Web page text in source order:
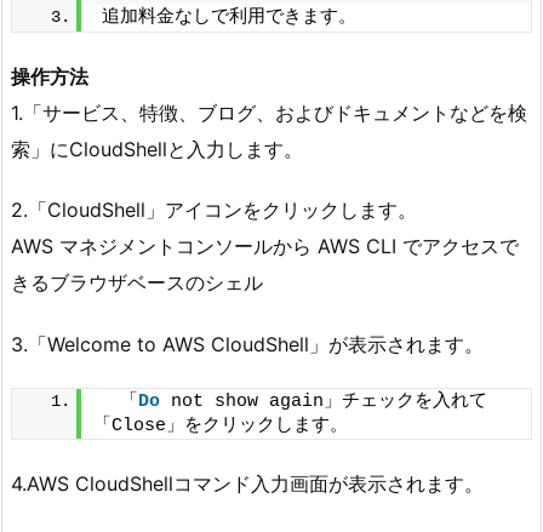
追加料金なしで利用できます。
操作方法
1.「サービス、特徴、ブログ、およびドキュメントなどを検
索」にCloudShellと入力します。
2.「CloudShell」アイコンをクリックします。
AWS マネジメントコンソールから AWS CLI でアクセスで
きるブラウザベースのシェル
3.「Welcome to AWS CloudShell」が表示されます。
「 Do not show again」チェックを入れて
「Close」をクリックします。
4.AWS CloudShellコマンド入力画面が表示されます。